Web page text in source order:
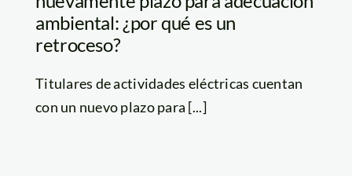
ambiental: ¿por qué es un
retroceso?
Titulares de actividades eléctricas cuentan
con un nuevo plazo para [...]